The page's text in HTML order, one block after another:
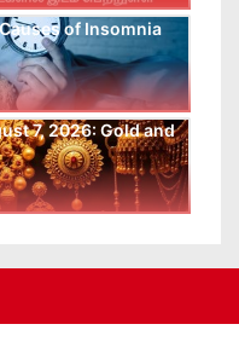
of Insomnia
7, 2026: Gold and